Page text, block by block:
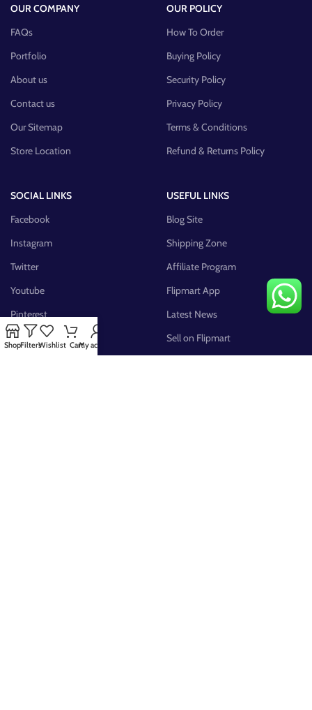
OUR COMPANY
FAQs
Portfolio
About us
Contact us
Our Sitemap
Store Location
OUR POLICY
How To Order
Buying Policy
Security Policy
Privacy Policy
Terms & Conditions
Refund & Returns Policy
SOCIAL LINKS
Facebook
Instagram
Twitter
Youtube
Pinterest
FB Group
USEFUL LINKS
Blog Site
Shipping Zone
Affiliate Program
Flipmart App
Latest News
Sell on Flipmart
ShopFiltersWishlist CartMy account